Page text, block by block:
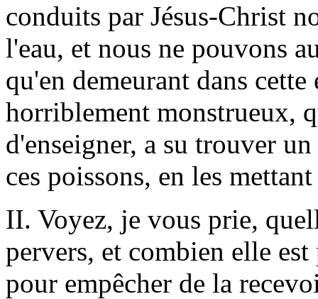
conduits par Jésus-Christ
l'eau, et nous ne pouvons
qu'en demeurant dans
horriblement monstrueux,
d'enseigner, a su trouver
ces poissons, en les
II. Voyez, je vous prie,
pervers, et combien elle
pour empêcher de la